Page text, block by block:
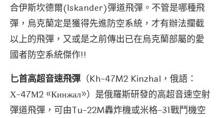
合伊斯坎德爾(Iskander)彈道飛彈。不管是哪種飛
彈，烏克蘭定是獲得先進防空系統，才有辦法攔截
以上的飛彈，又或是之前傳出已在烏克蘭部屬的愛
國者防空系統傑作!!
匕首高超音速飛彈 （Kh-47M2 Kinzhal，俄語：
Х-47М2 «Кинжал»）是俄羅斯研發的高超音速空射
彈道飛彈，可由Tu-22M轟炸機或米格-31戰鬥機空